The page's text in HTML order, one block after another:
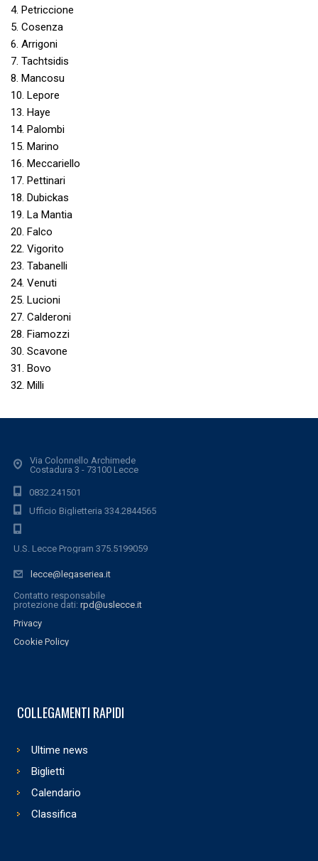
4. Petriccione
5. Cosenza
6. Arrigoni
7. Tachtsidis
8. Mancosu
10. Lepore
13. Haye
14. Palombi
15. Marino
16. Meccariello
17. Pettinari
18. Dubickas
19. La Mantia
20. Falco
22. Vigorito
23. Tabanelli
24. Venuti
25. Lucioni
27. Calderoni
28. Fiamozzi
30. Scavone
31. Bovo
32. Milli
Via Colonnello Archimede
Costadura 3 - 73100 Lecce
0832.241501
Ufficio Biglietteria 334.2844565
U.S. Lecce Program 375.5199059
lecce@legaseriea.it
Contatto responsabile
protezione dati: rpd@uslecce.it
Privacy
Cookie Policy
COLLEGAMENTI RAPIDI
Ultime news
Biglietti
Calendario
Classifica